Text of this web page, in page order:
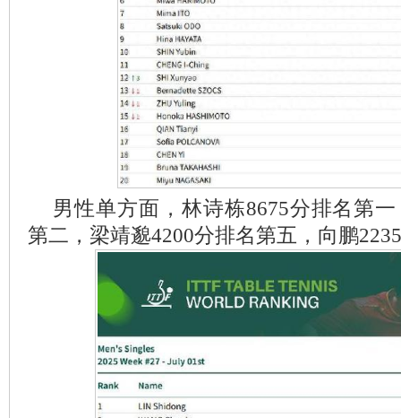
男性单方面，林诗栋8675分排名第
第二，梁靖邈4200分排名第五，向鹏